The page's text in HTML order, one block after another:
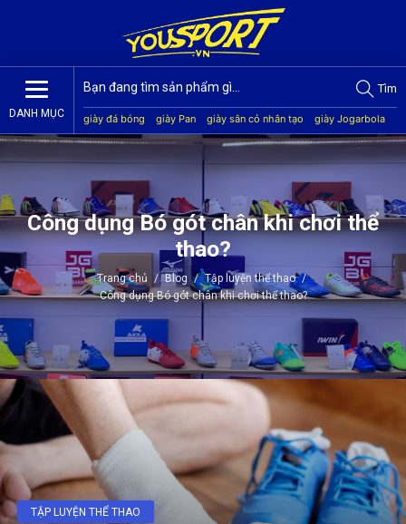
DANH MỤC
Tìm
giày đá bóng giày Pan giày sân cỏ nhân tạo
giày Jogarbola
giày Mitre
giày Akka quần áo bóng đá giày Kamito
Công dụng Bó gót chân khi chơi thể
thao?
Trang chủ / Blog / Tập luyện thể thao /
Công dụng Bó gót chân khi chơi thể thao?
TẬP LUYỆN THỂ THAO